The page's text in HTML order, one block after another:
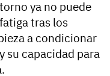
ya no puede
tras los
a condicionar
su capacidad para